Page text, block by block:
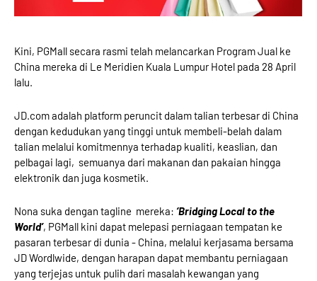
Kini, PGMall secara rasmi telah melancarkan Program Jual ke
China mereka di Le Meridien Kuala Lumpur Hotel pada 28 April
lalu.
JD.com adalah platform peruncit dalam talian terbesar di China
dengan kedudukan yang tinggi untuk membeli-belah dalam
talian melalui komitmennya terhadap kualiti, keaslian, dan
pelbagai lagi, semuanya dari makanan dan pakaian hingga
elektronik dan juga kosmetik.
Nona suka dengan tagline mereka: ‘Bridging Local to the
World’, PGMall kini dapat melepasi perniagaan tempatan ke
pasaran terbesar di dunia - China, melalui kerjasama bersama
JD Wordlwide, dengan harapan dapat membantu perniagaan
yang terjejas untuk pulih dari masalah kewangan yang